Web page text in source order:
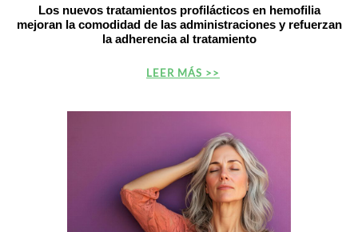
Los nuevos tratamientos profilácticos en hemofilia
mejoran la comodidad de las administraciones y refuerzan
la adherencia al tratamiento
LEER MÁS >>